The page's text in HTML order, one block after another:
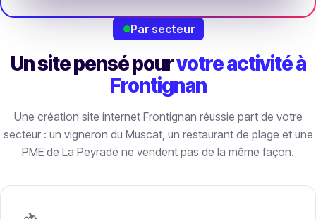
Par secteur
Un site pensé pourvotre activité à
Frontignan
Une création site internet Frontignan réussie part de votre
secteur : un vigneron du Muscat, un restaurant de plage et une
PME de La Peyrade ne vendent pas de la même façon.